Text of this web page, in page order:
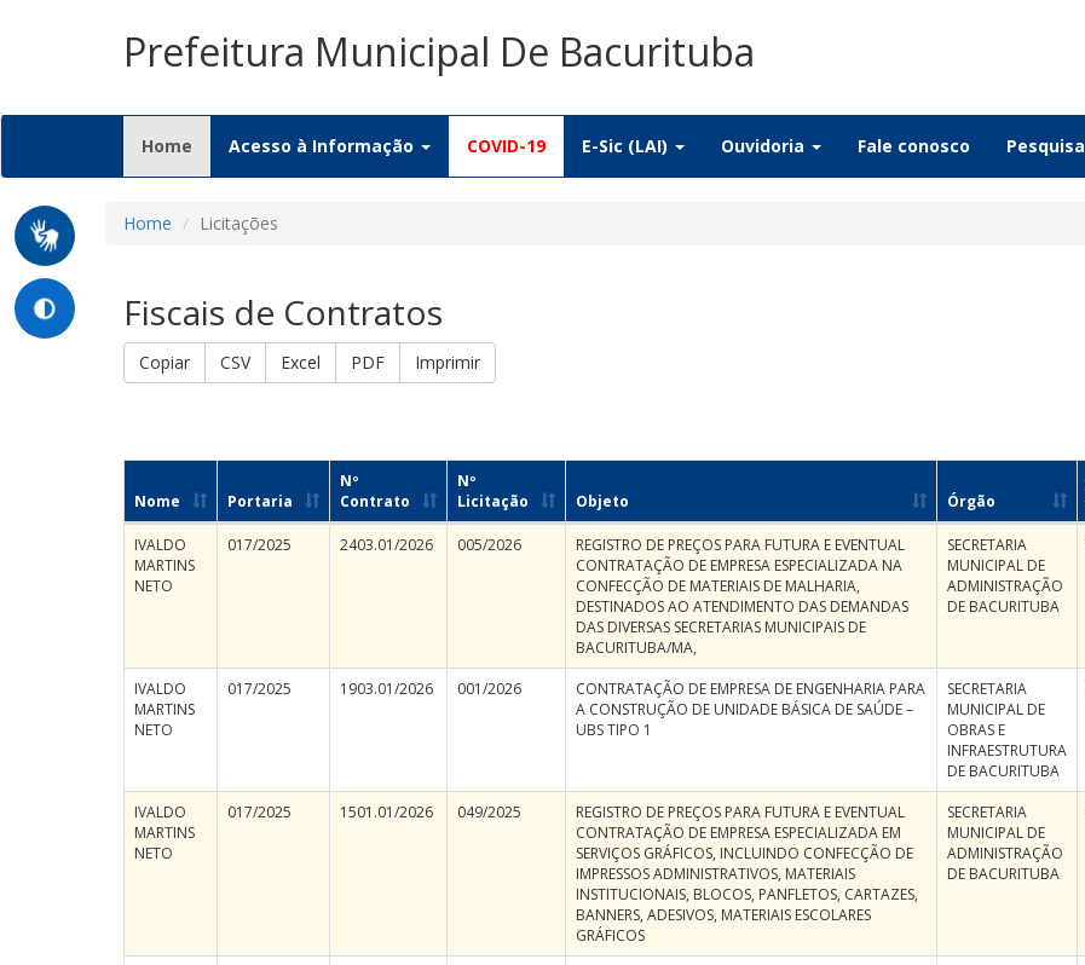
Prefeitura Municipal De Bacurituba
Home (current)
Acesso à Informação COVID-19 E-Sic (LAI) Ouvidoria Fale conosco Pesquisa
Home Licitações
Fiscais de Contratos
Copiar CSV Excel PDF Imprimir
Nome Portaria
Nº
Contrato
Nº
Licitação
Objeto Órgão
IVALDO
MARTINS
NETO
017/2025 2403.01/2026 005/2026
REGISTRO DE PREÇOS PARA FUTURA E EVENTUAL
CONTRATAÇÃO DE EMPRESA ESPECIALIZADA NA
CONFECÇÃO DE MATERIAIS DE MALHARIA,
DESTINADOS AO ATENDIMENTO DAS DEMANDAS
DAS DIVERSAS SECRETARIAS MUNICIPAIS DE
BACURITUBA/MA,
SECRETARIA
MUNICIPAL DE
ADMINISTRAÇÃO
DE BACURITUBA
IVALDO
MARTINS
NETO
017/2025 1903.01/2026 001/2026
CONTRATAÇÃO DE EMPRESA DE ENGENHARIA PARA
A CONSTRUÇÃO DE UNIDADE BÁSICA DE SAÚDE –
UBS TIPO 1
SECRETARIA
MUNICIPAL DE
OBRAS E
INFRAESTRUTURA
DE BACURITUBA
IVALDO
MARTINS
NETO
017/2025 1501.01/2026 049/2025
REGISTRO DE PREÇOS PARA FUTURA E EVENTUAL
CONTRATAÇÃO DE EMPRESA ESPECIALIZADA EM
SERVIÇOS GRÁFICOS, INCLUINDO CONFECÇÃO DE
IMPRESSOS ADMINISTRATIVOS, MATERIAIS
INSTITUCIONAIS, BLOCOS, PANFLETOS, CARTAZES,
BANNERS, ADESIVOS, MATERIAIS ESCOLARES
GRÁFICOS
SECRETARIA
MUNICIPAL DE
ADMINISTRAÇÃO
DE BACURITUBA